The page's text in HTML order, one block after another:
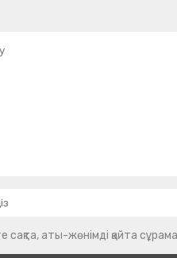
сақта, аты-жөнімді қайта сұрама